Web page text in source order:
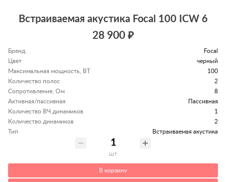
Встраиваемая акустика Focal 100 ICW 6
28 900 ₽
Бренд
Focal
Цвет
черный
Максимальная мощность, ВТ
100
Количество полос
2
Сопротивление, Ом
8
Активная/пассивная
Пассивная
Количество ВЧ динамиков
1
Количество динамиков
2
Тип
Встраиваемая акустика
шт
В корзину